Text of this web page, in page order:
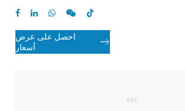

احصل على عرض
أسعار
